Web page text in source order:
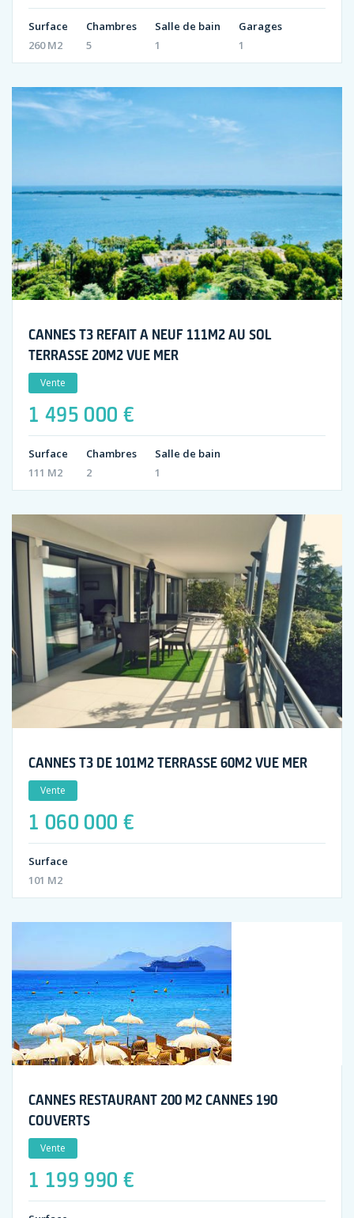
Surface
260 M2
Chambres
5
Salle de bain
1
Garages
1
CANNES T3 REFAIT A NEUF 111M2 AU SOL
TERRASSE 20M2 VUE MER
Vente
1 495 000 €
Surface
111 M2
Chambres
2
Salle de bain
1
CANNES T3 DE 101M2 TERRASSE 60M2 VUE MER
Vente
1 060 000 €
Surface
101 M2
CANNES RESTAURANT 200 M2 CANNES 190
COUVERTS
Vente
1 199 990 €